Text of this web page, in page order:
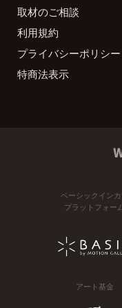
取材のご相談
利用規約
プライバシーポリシー
特商法表示
ベーシックイン
プラットフォー
アート基金